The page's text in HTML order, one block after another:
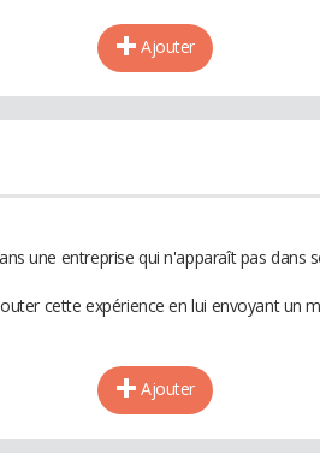
Ajouter
une entreprise qui n'apparaît pas dans
cette expérience en lui envoyant un
Ajouter